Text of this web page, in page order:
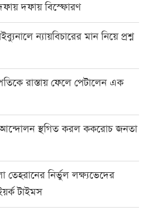
দফায় বিস্ফোরণ
ন্যায়বিচারের মান নিয়ে প্রশ্ন
রাস্তায় ফেলে পেটালেন এক
আন্দোলন স্থগিত করল ককরোচ জনতা
তেহরানের নির্ভুল লক্ষ্যভেদের
টাইমস